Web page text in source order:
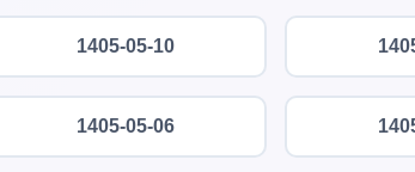
1405-05-10
1405-05-06